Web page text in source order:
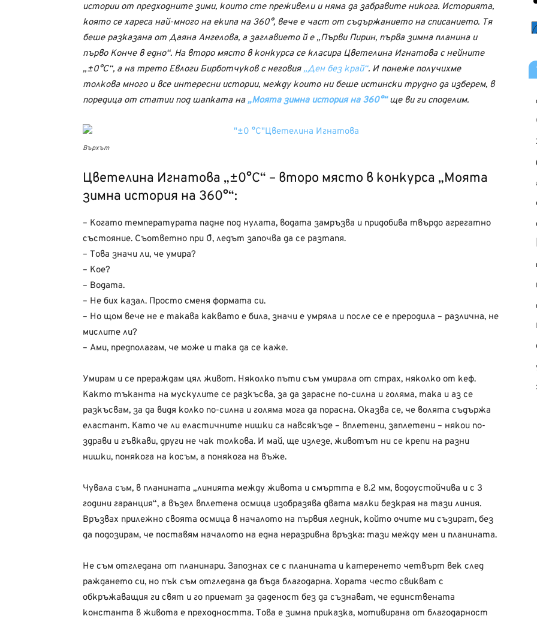
истории от предходните зими, които сте преживели и няма да забравите никога. Историята,
която се хареса най-много на екипа на 360°, вече е част от съдържанието на списанието. Тя
беше разказана от Даяна Ангелова, а заглавието й е „Първи Пирин, първа зимна планина и
първо Конче в едно“. На второ място в конкурса се класира Цветелина Игнатова с нейните
„±0°С“, а на трето Евлоги Бирботчуков с неговия „Ден без край“. И понеже получихме
толкова много и все интересни истории, между които ни беше истински трудно да изберем, в
поредица от статии под шапката на „Моята зимна история на 360°“ще ви ги споделим.
Върхът
Цветелина Игнатова „±0°С“ – второ място в конкурса „Моята
зимна история на 360°“:
– Когато температурата падне под нулата, водата замръзва и придобива твърдо агрегатно
състояние. Съответно при 0˚, ледът започва да се разтапя.
– Това значи ли, че умира?
– Кое?
– Водата.
– Не бих казал. Просто сменя формата си.
– Но щом вече не е такава каквато е била, значи е умряла и после се е преродила – различна, не
мислите ли?
– Ами, предполагам, че може и така да се каже.
Умирам и се прераждам цял живот. Няколко пъти съм умирала от страх, няколко от кеф.
Както тъканта на мускулите се разкъсва, за да зарасне по-силна и голяма, така и аз се
разкъсвам, за да видя колко по-силна и голяма мога да порасна. Оказва се, че волята съдържа
еластант. Като че ли еластичните нишки са навсякъде – вплетени, заплетени – някои по-
здрави и гъвкави, други не чак толкова. И май, ще излезе, животът ни се крепи на разни
нишки, понякога на косъм, а понякога на въже.
Чувала съм, в планината „линията между живота и смъртта е 8.2 мм, водоустойчива и с 3
години гаранция“, а възел вплетена осмица изобразява двата малки безкрая на тази линия.
Връзвах прилежно своята осмица в началото на първия ледник, който очите ми съзират, без
да подозирам, че поставям началото на една неразривна връзка: тази между мен и планината.
Не съм отгледана от планинари. Запознах се с планината и катеренето четвърт век след
раждането си, но пък съм отгледана да бъда благодарна. Хората често свикват с
обкръжаващия ги свят и го приемат за даденост без да съзнават, че единствената
константа в живота е преходността. Това е зимна приказка, мотивирана от благодарност